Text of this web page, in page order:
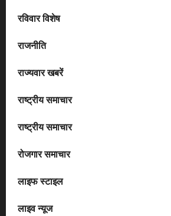
रविवार विशेष
राजनीति
राज्यवार खबरें
राष्ट्रीय समाचार
राष्ट्रीय समाचार
रोजगार समाचार
लाइफ स्टाइल
लाइव न्यूज